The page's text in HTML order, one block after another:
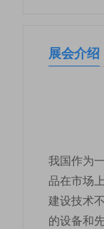
展会介绍
我国作为
品在市场
建设技术
的设备和